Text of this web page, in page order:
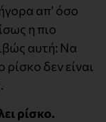
απ’ όσο
η πιο
αυτή: Να
δεν είναι
ρίσκο.